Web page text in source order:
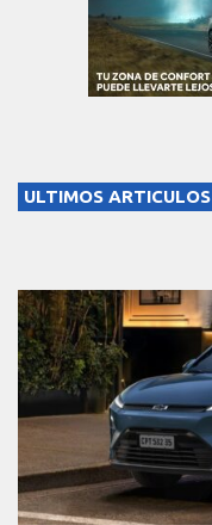
ULTIMOS ARTICULOS